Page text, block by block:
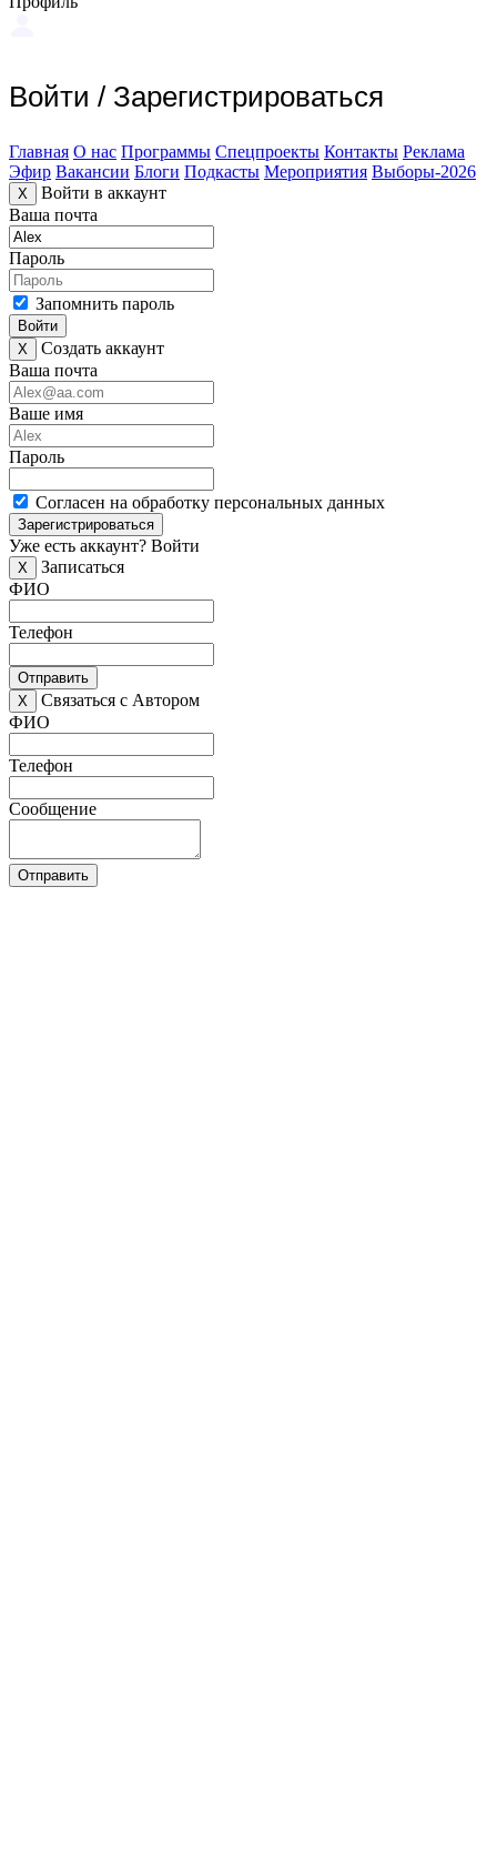
Войти / Зарегистрироваться
Главная О нас Программы Спецпроекты Контакты Реклама
Эфир Вакансии Блоги Подкасты Мероприятия Выборы-2026
X
Войти в аккаунт
Ваша почта
Пароль
Запомнить пароль
Войти
X
Создать аккаунт
Ваша почта
Ваше имя
Пароль
Согласен на обработку персональных данных
Зарегистрироваться
Уже есть аккаунт? Войти
X
Записаться
ФИО
Телефон
Отправить
X
Связаться с Автором
ФИО
Телефон
Сообщение
Отправить